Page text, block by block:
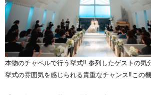
本物のチャペルで行う挙式‼ 参列したゲストの気
挙式の雰囲気を感じられる貴重なチャンス‼この